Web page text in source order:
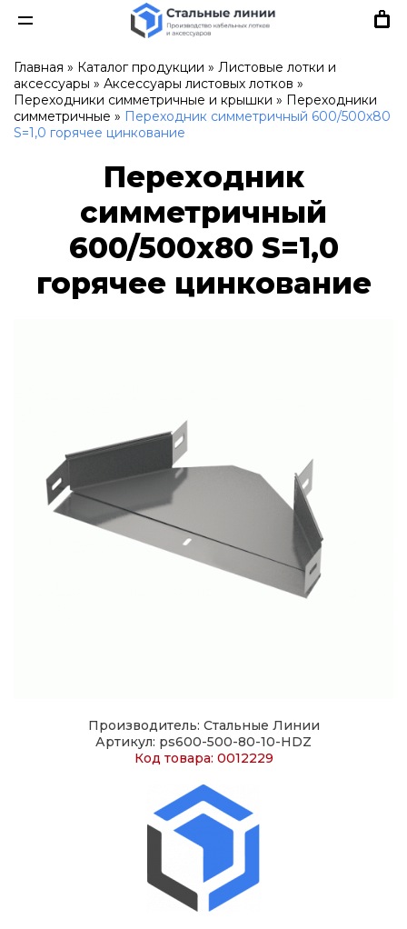
Главная » Каталог продукции » Листовые лотки и
аксессуары » Аксессуары листовых лотков »
Переходники симметричные и крышки » Переходники
симметричные » Переходник симметричный 600/500х80
S=1,0 горячее цинкование
Переходник
симметричный
600/500х80 S=1,0
горячее цинкование
Производитель: Стальные Линии
Артикул: ps600-500-80-10-HDZ
Код товара: 0012229